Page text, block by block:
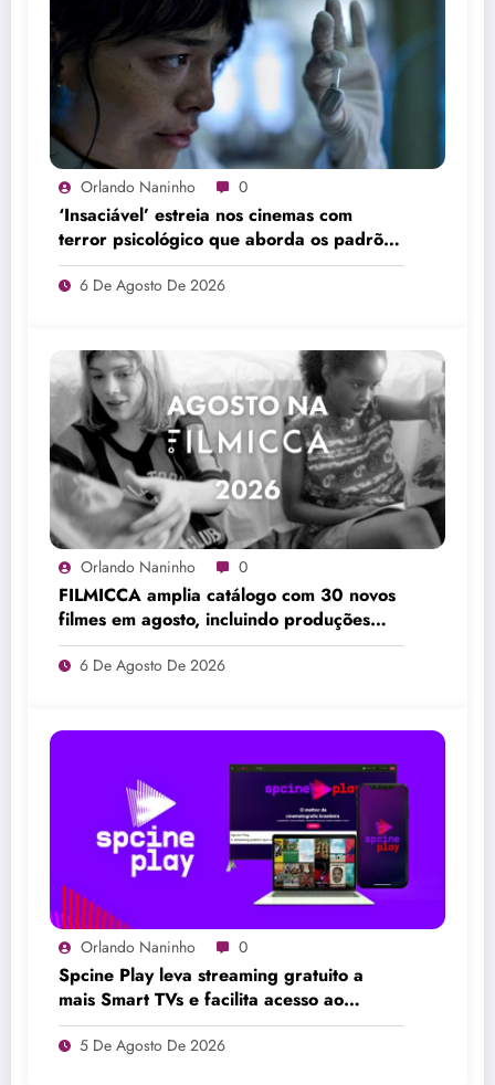
Orlando Naninho 0
‘Insaciável’ estreia nos cinemas com
terror psicológico que aborda os padrões
de beleza
6 De Agosto De 2026
Orlando Naninho 0
FILMICCA amplia catálogo com 30 novos
filmes em agosto, incluindo produções
brasileiras e obras de Su Friedrich
6 De Agosto De 2026
Orlando Naninho 0
Spcine Play leva streaming gratuito a
mais Smart TVs e facilita acesso ao
cinema brasileiro
5 De Agosto De 2026